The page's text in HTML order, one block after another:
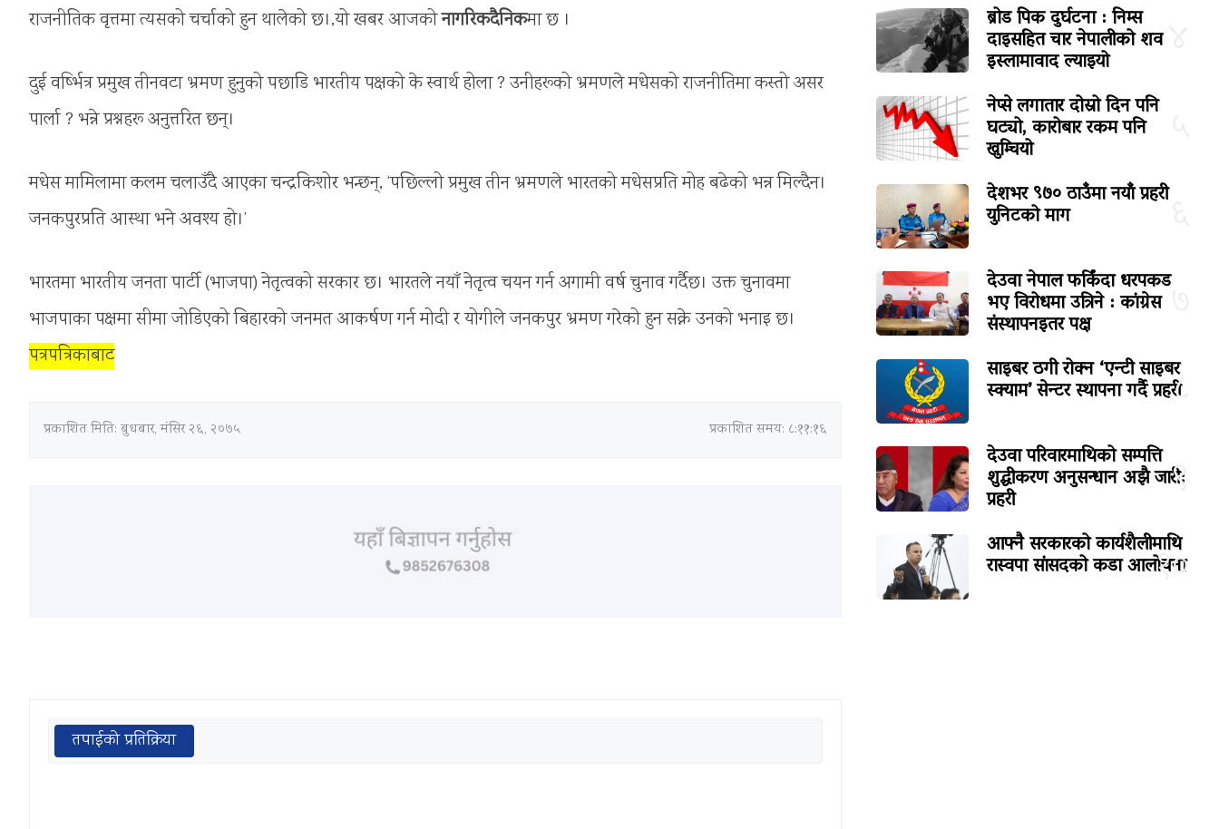
राजनीतिक वृत्तमा त्यसको चर्चाको हुन थालेको छ।,यो खबर आजकोनागरिकदैनिकमा छ ।
दुई वर्ष्भित्र प्रमुख तीनवटा भ्रमण हुनुको पछाडि भारतीय पक्षको के स्वार्थ होला ? उनीहरूको भ्रमणले मधेसको राजनीतिमा कस्तो असर
पार्ला ? भन्ने प्रश्नहरू अनुत्तरित छन्।
मधेस मामिलामा कलम चलाउँदै आएका चन्द्रकिशोर भन्छन्, ‘पछिल्लो प्रमुख तीन भ्रमणले भारतको मधेसप्रति मोह बढेको भन्न मिल्दैन।
जनकपुरप्रति आस्था भने अवश्य हो।’
भारतमा भारतीय जनता पार्टी (भाजपा) नेतृत्वको सरकार छ। भारतले नयाँ नेतृत्व चयन गर्न अगामी वर्ष चुनाव गर्दैछ। उक्त चुनावमा
भाजपाका पक्षमा सीमा जोडिएको बिहारको जनमत आकर्षण गर्न मोदी र योगीले जनकपुर भ्रमण गरेको हुन सक्ने उनको भनाइ छ।
पत्रपत्रिकाबाट
प्रकाशित मिति: बुधबार, मंसिर २६, २०७५ प्रकाशित समय: ८:११:१६
तपाईको प्रतिक्रिया
ब्रोड पिक दुर्घटना : निम्स
दाइसहित चार नेपालीको शव
इस्लामावाद ल्याइयो
नेप्से लगातार दोस्रो दिन पनि
घट्यो, कारोबार रकम पनि
खुम्चियो
देशभर ९७० ठाउँमा नयाँ प्रहरी
युनिटको माग
७
देउवा नेपाल फर्किंदा धरपकड
भए विरोधमा उत्रिने : कांग्रेस
संस्थापनइतर पक्ष
८
साइबर ठगी रोक्न ‘एन्टी साइबर
स्क्याम’ सेन्टर स्थापना गर्दै प्रहरी
९
देउवा परिवारमाथिको सम्पत्ति
शुद्धीकरण अनुसन्धान अझै जारी:
प्रहरी
१०
आफ्नै सरकारको कार्यशैलीमाथि
रास्वपा सांसदको कडा आलोचना